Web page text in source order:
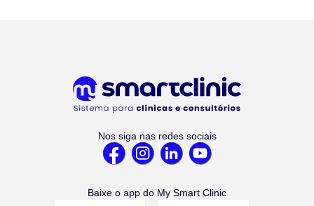
Nos siga nas redes sociais
Baixe o app do My Smart Clinic